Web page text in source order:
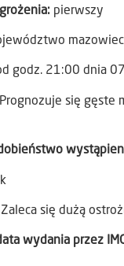
pierwszy
godz. 21:00 dnia
Prognozuje się gęste
Zaleca się dużą
wydania przez